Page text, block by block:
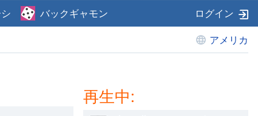
アメリカ
バックギャモン ログイン
再生中: